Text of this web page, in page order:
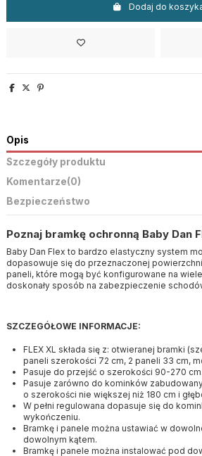
Dodaj do
Opis
Szczegóły produktu
Komentarze(0)
Bezpieczeństwo
Poznaj bramkę ochronną Baby Dan
Baby Dan Flex to bardzo elastyczny system
dopasowuje się do przeznaczonej
paneli, które mogą być konfigurowane na
doskonały sposób na zabezpieczenie
SZCZEGÓŁOWE INFORMACJE:
FLEX XL składa się z: otwieranej bramki
paneli szerokości 72 cm, 2 paneli 33 cm,
Pasuje do przejść o szerokości 90-270 cm.
Pasuje zarówno do kominków
o szerokości nie większej niż 180 cm i
W pełni regulowana dopasuje się do
wykończeniu.
Bramkę i panele można ustawiać w
dowolnym kątem.
Bramkę i panele można instalować pod